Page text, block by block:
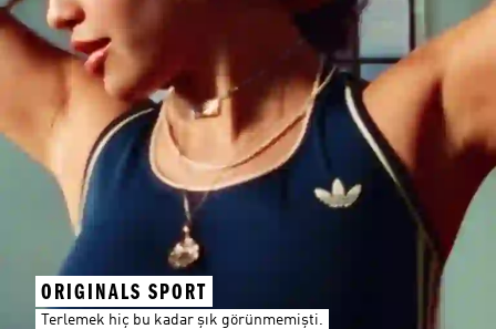
ORIGINALS SPORT
Terlemek hiç bu kadar şık görünmemişti.